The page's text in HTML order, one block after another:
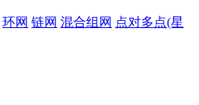
环网 链网 混合组网 点对多点(星